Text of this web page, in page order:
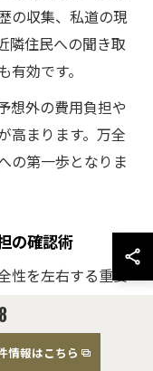
の収集、私道の現
隣住民への聞き取
効です。
想外の費用負担や
高まります。万全
の第一歩となりま
の確認術
を左右する重要
トは「所有者・
理責任」「セット
情報はこちら